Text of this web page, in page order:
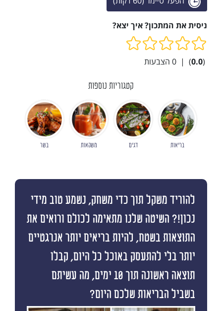
ניסית את המתכון? איך יצא?
(
0.0
)
|
0 הצבעות
קטגוריות נוספות
בריאות דגים משקאות בשר
להוריד משקל תוך כדי משחק, נשמע טוב מידי
נכון!? השיטה שלנו מתאימה לכולם ורואים את
התוצאות בשטח, להיות בריאים יותר אנרגטיים
יותר בלי להתעסק באוכל כל היום, קבלו
תוצאה ראשונה תוך 10 ימים, מה עשיתם
בשביל הבריאות שלכם היום?